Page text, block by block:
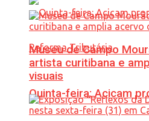
Quinta-feira: Acicam
Museu de Campo
artista curitibana e
visuais